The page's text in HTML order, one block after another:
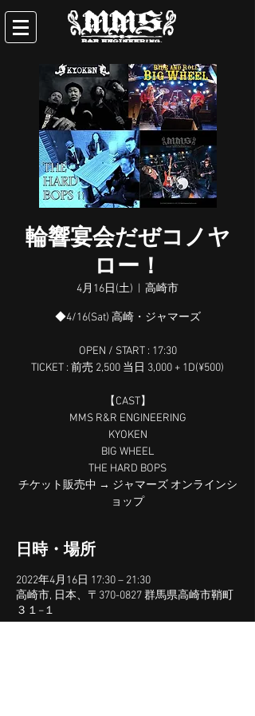
輪響宴会だぜコノヤ
ロー！
4月16日(土) 高崎市
◆4/16(Sat) 高崎・ジャマーズ
OPEN / START : 17:30
TICKET : 前売 2,500 当日 3,000 + 1D(¥500)
【CAST】
MMS R&R ENGINEERING
KYOKEN
BIG WHEEL
THE HARD BOPS
チケット販売中 → ジャマーズ オンラインシ
ョップ
日時・場所
2022年4月16日 17:30 – 21:30
高崎市, 日本、〒370-0827 群馬県高崎市鞘町
３１−１